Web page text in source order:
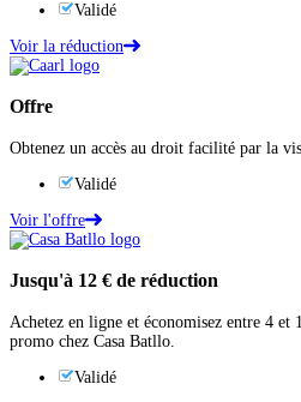
Validé
Voir la réduction
Offre
Obtenez un accès au droit facilité par‍ la
Validé
Voir l'offre
Jusqu'à 12 € de réduction
Achetez en ligne et économisez entre 4
promo chez Casa Batllo.
Validé